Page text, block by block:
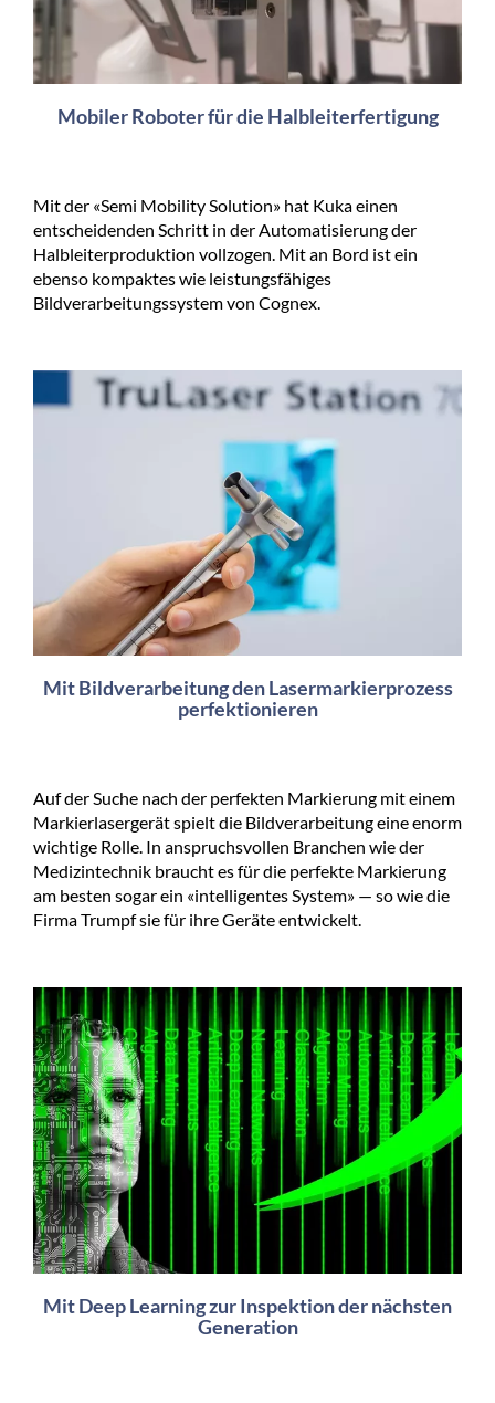
Mobiler Roboter für die Halbleiterfertigung
Mit der «Semi Mobility Solution» hat Kuka einen
entscheidenden Schritt in der Automatisierung der
Halbleiterproduktion vollzogen. Mit an Bord ist ein
ebenso kompaktes wie leistungsfähiges
Bildverarbeitungssystem von Cognex.
Mit Bildverarbeitung den Lasermarkierprozess
perfektionieren
Auf der Suche nach der perfekten Markierung mit einem
Markierlasergerät spielt die Bildverarbeitung eine enorm
wichtige Rolle. In anspruchsvollen Branchen wie der
Medizintechnik braucht es für die perfekte Markierung
am besten sogar ein «intelligentes System» — so wie die
Firma Trumpf sie für ihre Geräte entwickelt.
Mit Deep Learning zur Inspektion der nächsten
Generation